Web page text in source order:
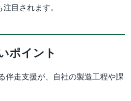
目されます。
ポイント
伴走支援が、自社の製造工程や課